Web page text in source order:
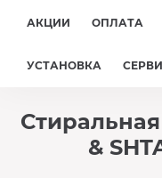
АКЦИИ ОПЛАТА
УСТАНОВКА
&